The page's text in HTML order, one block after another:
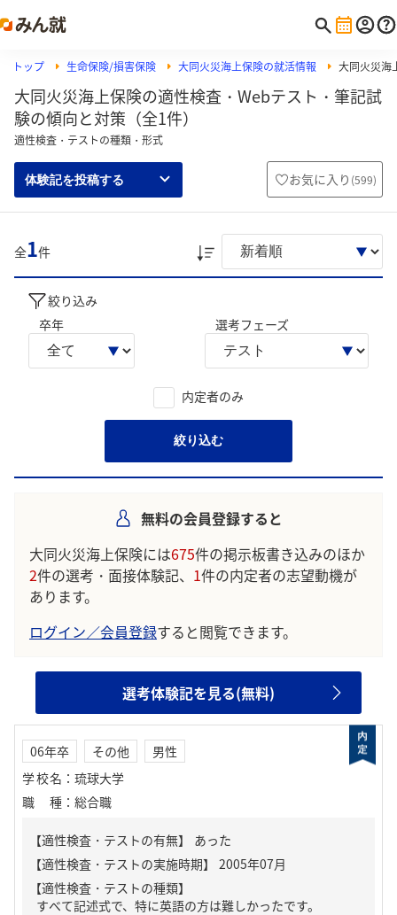
トップ 生命保険/損害保険 大同火災海上保険の就活情報 大同火災海
大同火災海上保険の適性検査・Webテスト・筆記試
験の傾向と対策（全1件）
適性検査・テストの種類・形式
体験記を投稿する お気に入り (599)
全1件
絞り込み
卒年
選考フェーズ
内定者のみ
絞り込む
無料の会員登録すると
大同火災海上保険には675件の掲示板書き込みのほか
2件の選考・面接体験記、 1件の内定者の志望動機が
あります。
ログイン／会員登録すると閲覧できます。
選考体験記を見る(無料)
06年卒 その他
男性
学校名 ： 琉球大学
職種 ： 総合職
【適性検査・テストの有無】 あった
【適性検査・テストの種類】
すべて記述式で、特に英語の方は難しかったです。